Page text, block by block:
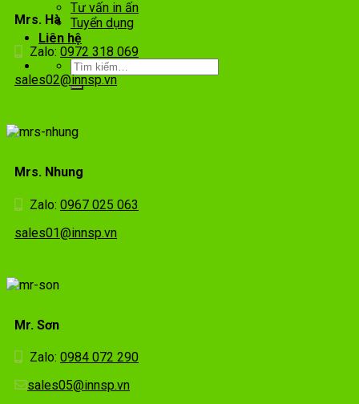
Tư vấn in ấn
Tuyển dụng
Liên hệ
Mrs. Hà
Zalo: 0972 318 069
sales02@innsp.vn
Mrs. Nhung
Zalo: 0967 025 063
sales01@innsp.vn
Mr. Sơn
Zalo: 0984 072 290
sales05@innsp.vn